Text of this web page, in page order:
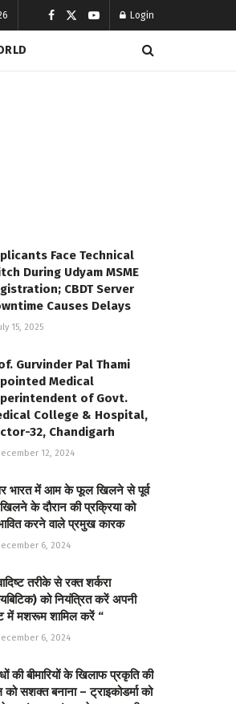
Login
Face Technical
During Udyam MSME
CBDT Server
Causes Delays
15, 2025
Gurvinder Pal Thami
Medical
of Govt.
College & Hospital,
32, Chandigarh
12, 2024
भारत में आम के फूल खिलने से पूर्व
के दौरान की प्रक्रिया को
करने वाले प्रमुख कारक
6, 2024
तरीके से रक्त शर्करा
को नियंत्रित करें अपनी
में मशरूम शामिल करें “
6, 2024
की बीमारियों के खिलाफ प्रकृति की
को सशक्त बनाना – ट्राइकोडर्मा को